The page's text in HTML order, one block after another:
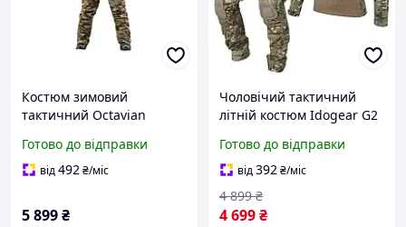
Костюм зимовий
тактичний Octavian
(k8 - 00) Мультикам 2XL
Готово до відправки
від492₴/міс
5 899₴
Чоловічий тактичний
літній костюм Idogear G2
наколінники (Мультикам)
S
Готово до відправки
від392₴/міс
4 699₴
4 899 ₴